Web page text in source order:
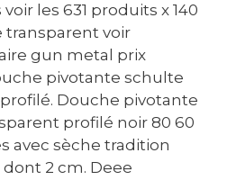
les 631 produits x 140
transparent voir
gun metal prix
pivotante schulte
Douche pivotante
profilé noir 80 60
avec sèche tradition
2 cm. Deee